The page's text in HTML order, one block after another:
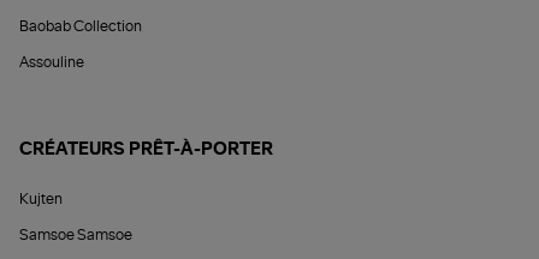
Baobab Collection
Assouline
CRÉATEURS PRÊT-À-PORTER
Kujten
Samsoe Samsoe